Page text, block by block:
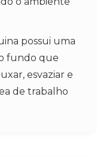
possui uma
fundo que
esvaziar e
de trabalho